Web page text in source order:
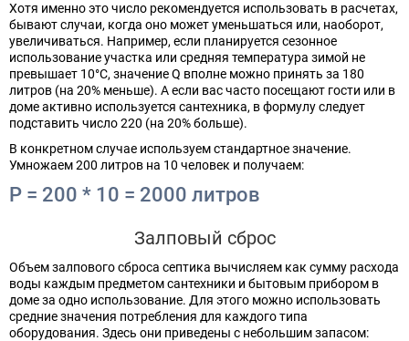
Хотя именно это число рекомендуется использовать в расчетах,
бывают случаи, когда оно может уменьшаться или, наоборот,
увеличиваться. Например, если планируется сезонное
использование участка или средняя температура зимой не
превышает 10°C, значение Q вполне можно принять за 180
литров (на 20% меньше). А если вас часто посещают гости или в
доме активно используется сантехника, в формулу следует
подставить число 220 (на 20% больше).
В конкретном случае используем стандартное значение.
Умножаем 200 литров на 10 человек и получаем:
P = 200 * 10 = 2000 литров
Залповый сброс
Объем залпового сброса септика вычисляем как сумму расхода
воды каждым предметом сантехники и бытовым прибором в
доме за одно использование. Для этого можно использовать
средние значения потребления для каждого типа
оборудования. Здесь они приведены с небольшим запасом: